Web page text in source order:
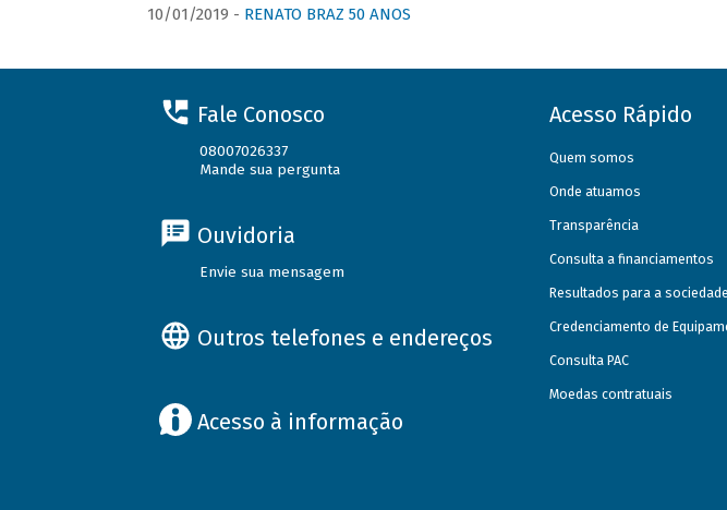
10/01/2019 - RENATO BRAZ 50 ANOS
Fale Conosco
08007026337
Mande sua pergunta
Ouvidoria
Envie sua mensagem
Outros telefones e endereços
Acesso à informação
Acesso Rápido
Quem somos
Onde atuamos
Transparência
Consulta a financiamentos
Resultados para a sociedade
Credenciamento de
Consulta PAC
Moedas contratuais